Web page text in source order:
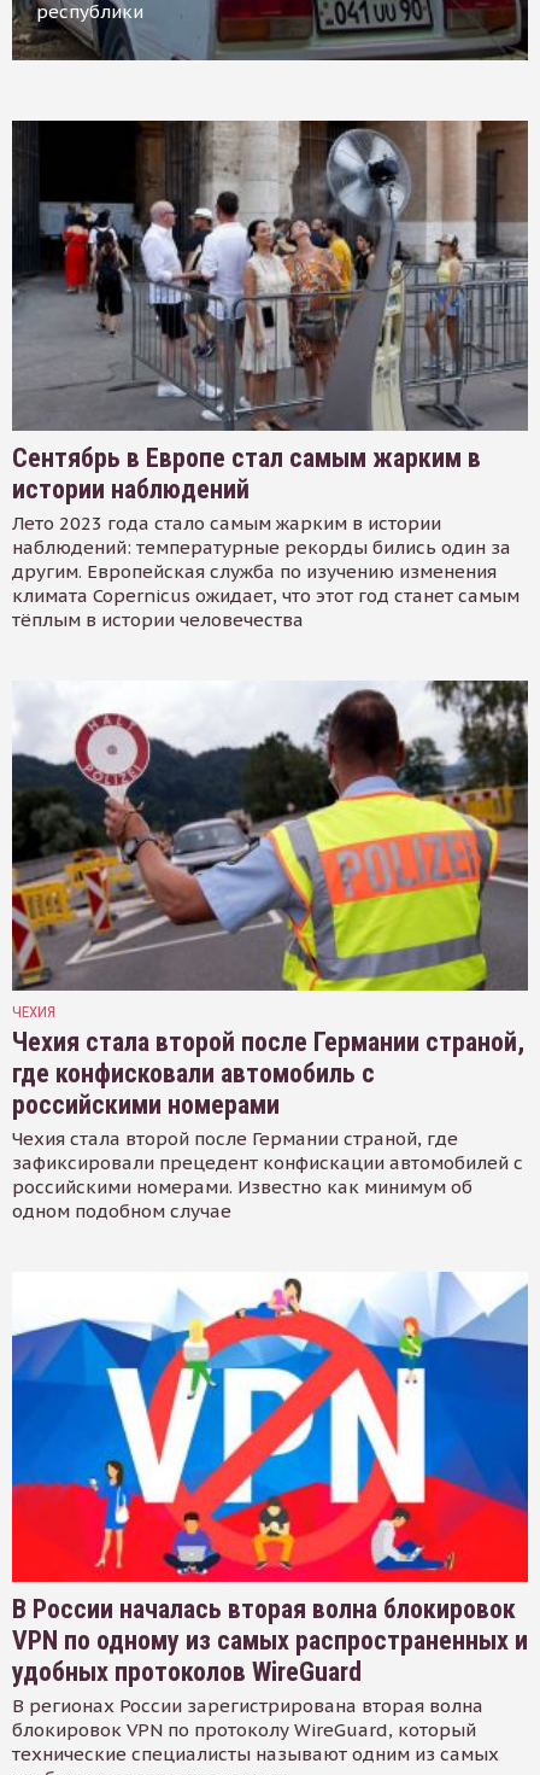
республики
Сентябрь в Европе стал самым жарким в
истории наблюдений
Лето 2023 года стало самым жарким в истории
наблюдений: температурные рекорды бились один за
другим. Европейская служба по изучению изменения
климата Copernicus ожидает, что этот год станет самым
тёплым в истории человечества
ЧЕХИЯ
Чехия стала второй после Германии страной,
где конфисковали автомобиль с
российскими номерами
Чехия стала второй после Германии страной, где
зафиксировали прецедент конфискации автомобилей с
российскими номерами. Известно как минимум об
одном подобном случае
В России началась вторая волна блокировок
VPN по одному из самых распространенных и
удобных протоколов WireGuard
В регионах России зарегистрирована вторая волна
блокировок VPN по протоколу WireGuard, который
технические специалисты называют одним из самых